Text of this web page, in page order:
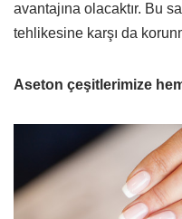
avantajına olacaktır. Bu
tehlikesine karşı da
Aseton çeşitlerimize